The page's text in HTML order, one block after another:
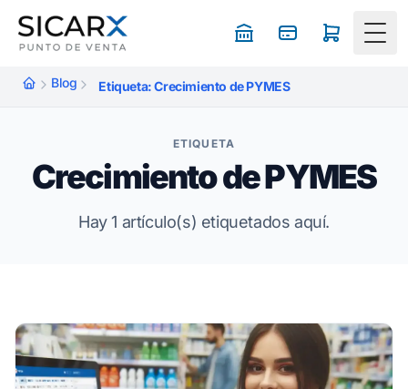
Blog Etiqueta: Crecimiento de PYMES
ETIQUETA
Crecimiento de PYMES
Hay 1 artículo(s) etiquetados aquí.